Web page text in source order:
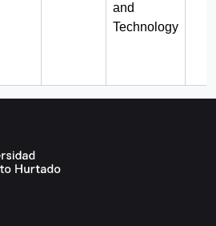
and
Technology